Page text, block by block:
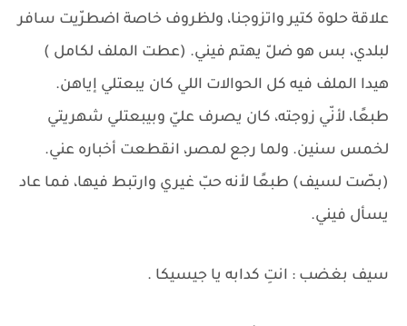
علاقة حلوة كتير واتزوجنا، ولظروف خاصة اضطرّيت سافر
لبلدي، بس هو ضلّ يهتم فيني. (عطت الملف لكامل )
هيدا الملف فيه كل الحوالات اللي كان يبعتلي إياهن.
طبعًا، لأنّي زوجته، كان يصرف عليّ وبيبعتلي شهريتي
لخمس سنين. ولما رجع لمصر، انقطعت أخباره عني.
(بصّت لسيف) طبعًا لأنه حبّ غيري وارتبط فيها، فما عاد
يسأل فيني.
سيف بغضب : انتِ كدابه يا جيسيكا .